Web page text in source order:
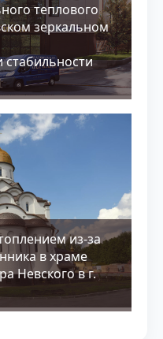
теплового
зеркальном
стабильности
из-за
в храме
Невского в г.